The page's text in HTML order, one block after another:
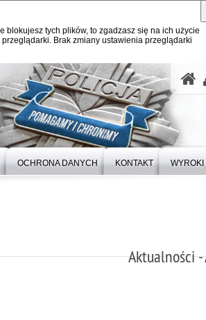
blokujesz tych plików, to zgadzasz się na ich użycie
Brak zmiany ustawienia przeglądarki
OCHRONA DANYCH KONTAKT
Aktualności